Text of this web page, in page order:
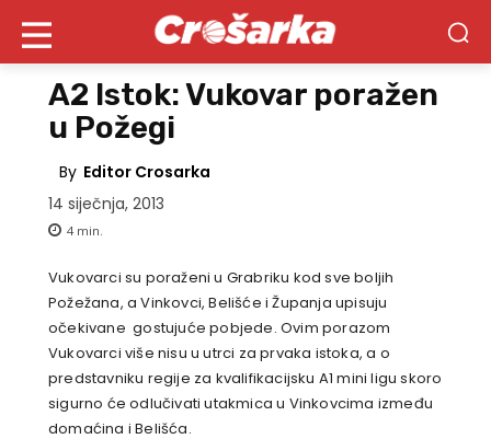
A2 Istok: Vukovar poražen
u Požegi
By Editor Crosarka
14 siječnja, 2013
4 min.
Vukovarci su poraženi u Grabriku kod sve boljih
Požežana, a Vinkovci, Belišće i Županja upisuju
očekivane gostujuće pobjede. Ovim porazom
Vukovarci više nisu u utrci za prvaka istoka, a o
predstavniku regije za kvalifikacijsku A1 mini ligu skoro
sigurno će odlučivati utakmica u Vinkovcima između
domaćina i Belišća.